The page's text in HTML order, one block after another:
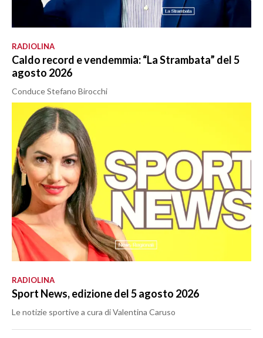
RADIOLINA
Caldo record e vendemmia: “La Strambata” del 5
agosto 2026
Conduce Stefano Birocchi
RADIOLINA
Sport News, edizione del 5 agosto 2026
Le notizie sportive a cura di Valentina Caruso